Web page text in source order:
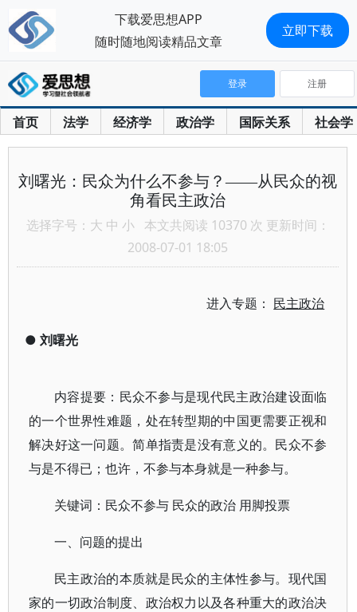
首页 法学 经济学 政治学 国际关系 社会学
登录 注册
刘曙光：民众为什么不参与？——从民众的视
角看民主政治
选择字号： 大 中 小 本文共阅读 10370 次 更新时间：
2008-07-01 18:05
进入专题： 民主政治
● 刘曙光
内容提要：民众不参与是现代民主政治建设面临
的一个世界性难题，处在转型期的中国更需要正视和
解决好这一问题。简单指责是没有意义的。民众不参
与是不得已；也许，不参与本身就是一种参与。
关键词：民众不参与 民众的政治 用脚投票
一、问题的提出
民主政治的本质就是民众的主体性参与。现代国
家的一切政治制度、政治权力以及各种重大的政治决
下载爱思想APP
随时随地阅读精品文章
立即下载